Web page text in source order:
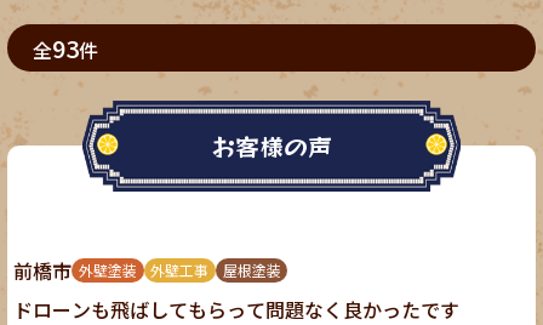
全93件
お客様の声
前橋市 外壁塗装 外壁工事 屋根塗装
ドローンも飛ばしてもらって問題なく良かったです